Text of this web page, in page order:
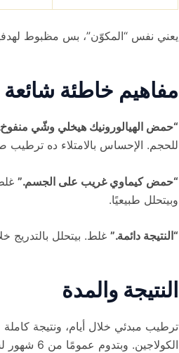
يعني نفس “المكوّن”، بس مظبوط
مفاهيم خاطئة شائعة
“حمض الهيالورونيك هيخلي وشّي
للحجم. الإحساس بالامتلاء ده
“حمض كيماوي غريب على الجسم.”
وبيتحلل طبيعيًا.
“النتيجة دائمة.” غلط. بيتحلل بالتدريج
النتيجة والمدة
ترطيب مبدئي خلال أيام، ونتيجة
الكولاجين. وبتدوم عمومًا من 6 شهور لسنة، حسب العمر ونوع البشرة ونمط الحياة.